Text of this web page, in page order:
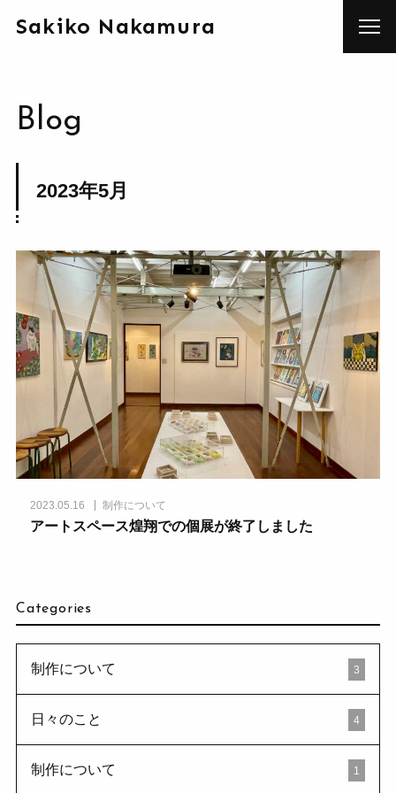
Sakiko Nakamura
Blog
2023年5月
2023.05.16 制作について
アートスペース煌翔での個展が終了しました
Categories
制作について 3
日々のこと 4
制作について 1